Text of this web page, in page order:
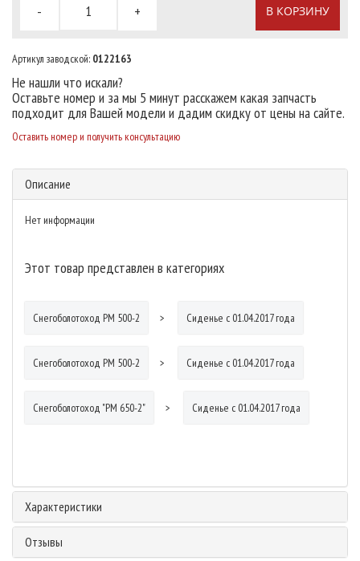
- + В КОРЗИНУ
Артикул заводской: 0122163
Не нашли что искали?
Оставьте номер и за мы 5 минут расскажем какая запчасть
подходит для Вашей модели и дадим скидку от цены на сайте.
Оставить номер и получить консультацию
Описание
Нет информации
Этот товар представлен в категориях
Снегоболотоход РМ 500-2 Сиденье с 01.04.2017 года
Снегоболотоход РМ 500-2 Сиденье с 01.04.2017 года
Снегоболотоход "РМ 650-2" Сиденье с 01.04.2017 года
Характеристики
Отзывы